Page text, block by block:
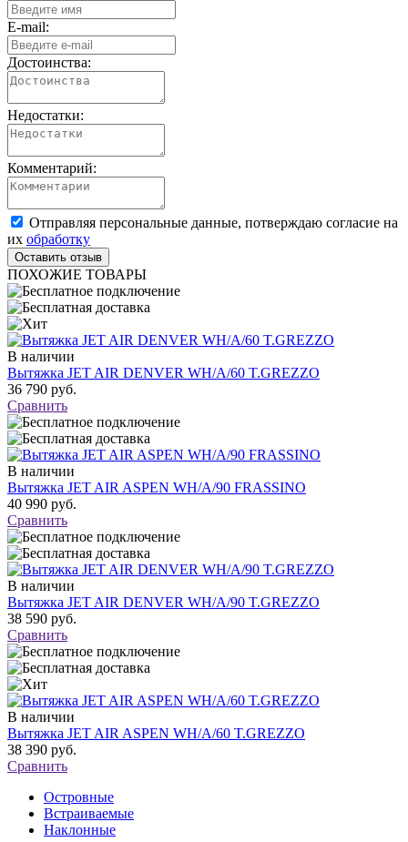
E-mail:
Достоинства:
Недостатки:
Комментарий:
Отправляя персональные данные, потверждаю согласие на
их обработку
ПОХОЖИЕ ТОВАРЫ
В наличии
Вытяжка JET AIR DENVER WH/A/60 T.GREZZO
36 790 руб.
Сравнить
В наличии
Вытяжка JET AIR ASPEN WH/A/90 FRASSINO
40 990 руб.
Сравнить
В наличии
Вытяжка JET AIR DENVER WH/A/90 T.GREZZO
38 590 руб.
Сравнить
В наличии
Вытяжка JET AIR ASPEN WH/A/60 T.GREZZO
38 390 руб.
Сравнить
Островные
Встраиваемые
Наклонные